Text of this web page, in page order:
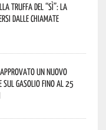
truffa del “Sì”: la
dalle chiamate
un nuovo
sul gasolio fino al 25